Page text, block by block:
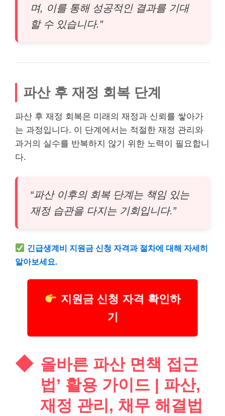
며, 이를 통해 성공적인 결과를 기대
할 수 있습니다.”
파산 후 재정 회복 단계
파산 후 재정 회복은 미래의 재정과 신뢰를 쌓아가
는 과정입니다. 이 단계에서는 적절한 재정 관리와
과거의 실수를 반복하지 않기 위한 노력이 필요합니
다.
“파산 이후의 회복 단계는 책임 있는
재정 습관을 다지는 기회입니다.”
긴급생계비 지원금 신청 자격과 절차에 대해 자세히
알아보세요.
지원금 신청 자격 확인하
기
올바른 파산 면책 접근
법’ 활용 가이드 | 파산,
재정 관리, 채무 해결법